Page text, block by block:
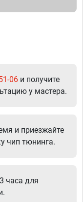
06 и получите
у мастера.
и приезжайте
чип тюнинга.
часа для